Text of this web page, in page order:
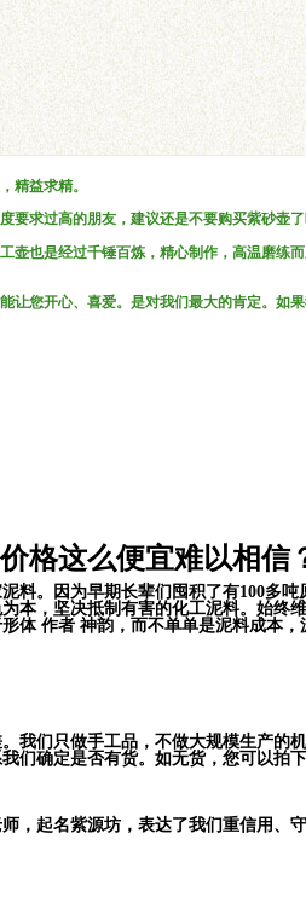
精益求精。
求过高的朋友，建议还是不要购买紫砂壶了
壶也是经过千锤百炼，精心制作，高温磨练
您开心、喜爱。是对我们最大的肯定。如
格这么便宜难以相信
料。因为早期长辈们囤积了有100多吨
本，坚决抵制有害的化工泥料。始终
体 作者 神韵，而不单单是泥料成本
我们只做手工品，不做大规模生产的
们确定是否有货。如无货，您可以拍下
，起名紫源坊，表达了我们重信用、